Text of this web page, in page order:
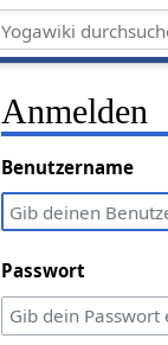
Anmelden
Benutzername
Passwort